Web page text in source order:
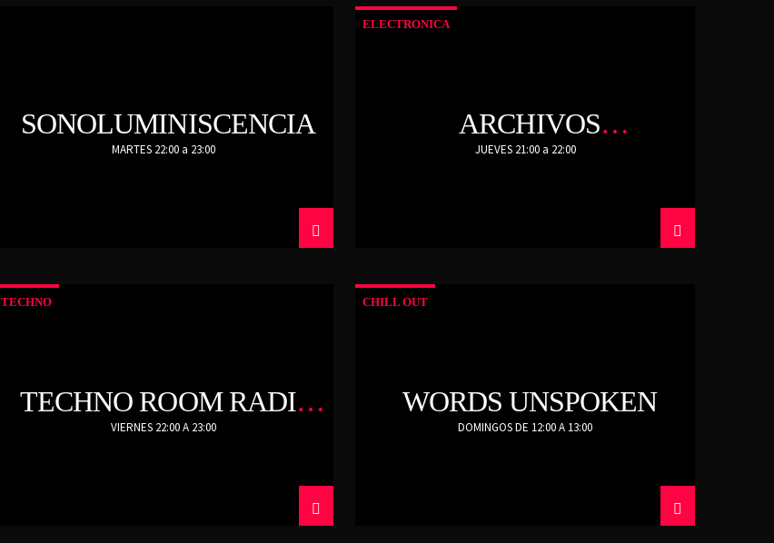
SONOLUMINISCENCIA
MARTES 22:00 a 23:00
ELECTRONICA
ARCHIVOS
ALEATORIOS
JUEVES 21:00 a 22:00
TECHNO
TECHNO ROOM RADIO
SHOW
VIERNES 22:00 A 23:00
CHILL OUT
WORDS UNSPOKEN
DOMINGOS DE 12:00 A 13:00